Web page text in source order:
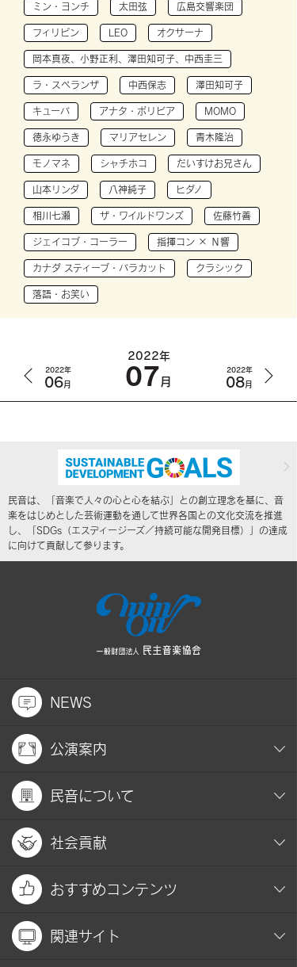
ミン・ヨンチ 太田弦 広島交響楽団
フィリピン LEO オクサーナ
岡本真夜、小野正利、澤田知可子、中西圭三
ラ・スペランザ 中西保志 澤田知可子
キューバ アナタ・ボリビア MOMO
徳永ゆうき マリアセレン 青木隆治
モノマネ シャチホコ だいすけお兄さん
山本リンダ 八神純子 ヒダノ
相川七瀬 ザ・ワイルドワンズ 佐藤竹善
ジェイコブ・コーラー 指揮コン × Ｎ響
カナダ スティーブ・バラカット クラシック
落語・お笑い
2022年
06月
2022年
07月
2022年
08月
民音は、「音楽で人々の心と心を結ぶ」との創立理念を基に、音
楽をはじめとした芸術運動を通して世界各国との文化交流を推進
し、「SDGs（エスディージーズ／持続可能な開発目標）」の達成
に向けて貢献して参ります。
NEWS
公演案内
民音について
社会貢献
おすすめコンテンツ
関連サイト